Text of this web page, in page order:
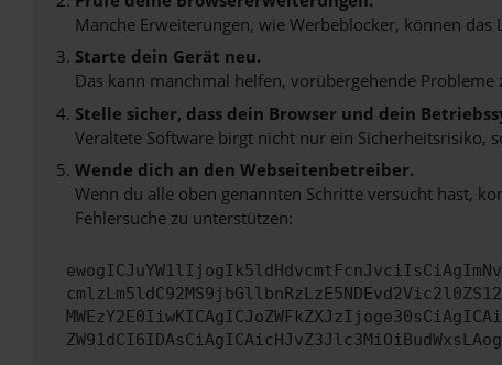
Manche Erweiterungen, wie Werbeblocker, können
Starte dein Gerät neu.
Das kann manchmal helfen, vorübergehende Probleme
Stelle sicher, dass dein Browser und dein
Veraltete Software birgt nicht nur ein Sicherheitsrisiko,
Wende dich an den Webseitenbetreiber.
Wenn du alle oben genannten Schritte versucht hast,
Fehlersuche zu unterstützen: